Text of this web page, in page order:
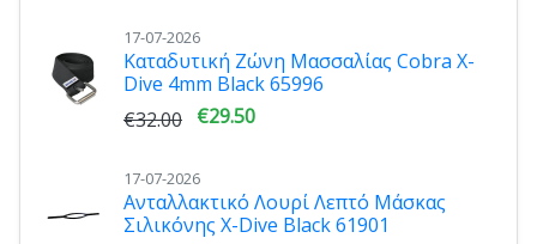
17-07-2026
Καταδυτική Ζώνη Μασσαλίας Cobra X-
Dive 4mm Black 65996
€32.00 €29.50
17-07-2026
Ανταλλακτικό Λουρί Λεπτό Μάσκας
Σιλικόνης X-Dive Black 61901